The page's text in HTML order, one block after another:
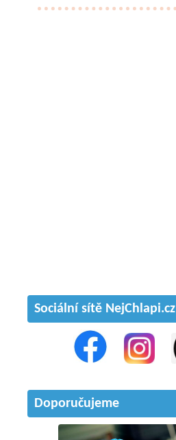
Sociální sítě NejChlapi.cz
Doporučujeme